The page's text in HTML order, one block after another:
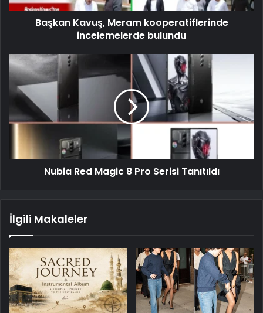
Başkan Kavuş, Meram kooperatiflerinde
incelemelerde bulundu
Nubia Red Magic 8 Pro Serisi Tanıtıldı
İlgili Makaleler